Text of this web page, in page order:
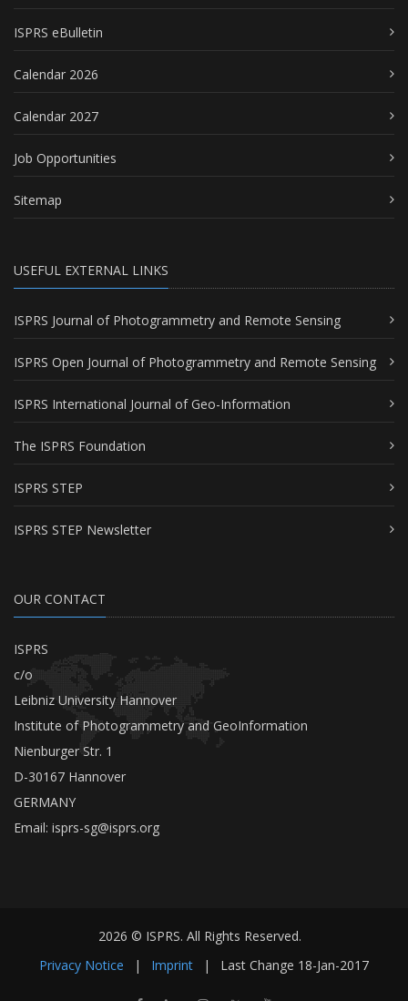
ISPRS eBulletin
Calendar 2026
Calendar 2027
Job Opportunities
Sitemap
USEFUL EXTERNAL LINKS
ISPRS Journal of Photogrammetry and Remote Sensing
ISPRS Open Journal of Photogrammetry and Remote Sensing
ISPRS International Journal of Geo-Information
The ISPRS Foundation
ISPRS STEP
ISPRS STEP Newsletter
OUR CONTACT
ISPRS
c/o
Leibniz University Hannover
Institute of Photogrammetry and GeoInformation
Nienburger Str. 1
D-30167 Hannover
GERMANY
Email: isprs-sg@isprs.org
2026 © ISPRS. All Rights Reserved.
Privacy Notice
| Imprint | Last Change 18-Jan-2017